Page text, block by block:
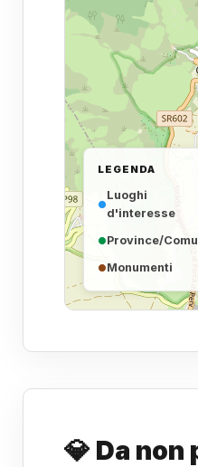
LEGENDA
Luoghi
d'interesse
Province/
Monumenti
💎 Da non